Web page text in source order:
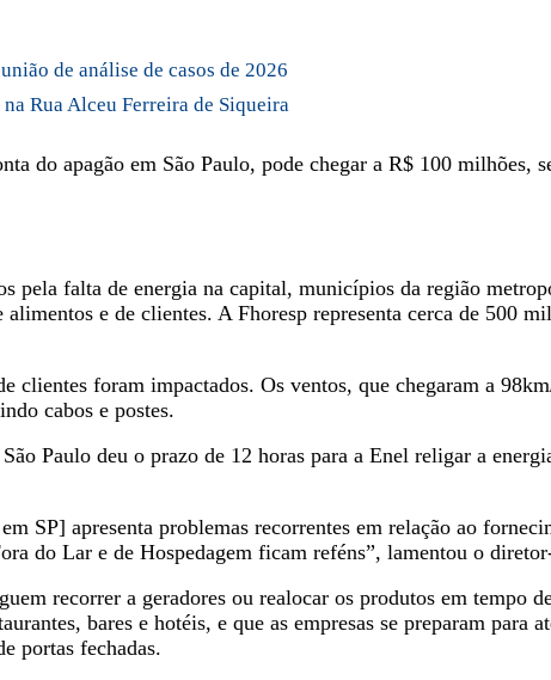
de análise de casos de 2026
Rua Alceu Ferreira de Siqueira
do apagão em São Paulo, pode chegar a R$ 100 milhões,
pela falta de energia na capital, municípios da região
e de clientes. A Fhoresp representa cerca de 500
clientes foram impactados. Os ventos, que chegaram a
cabos e postes.
Paulo deu o prazo de 12 horas para a Enel religar a
SP] apresenta problemas recorrentes em relação ao
do Lar e de Hospedagem ficam reféns”, lamentou o
recorrer a geradores ou realocar os produtos em tempo
bares e hotéis, e que as empresas se preparam para
portas fechadas.